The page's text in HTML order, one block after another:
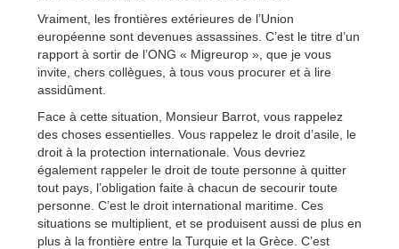
Vraiment, les frontières extérieures de l’Union
européenne sont devenues assassines. C’est le titre d’un
rapport à sortir de l’ONG « Migreurop », que je vous
invite, chers collègues, à tous vous procurer et à lire
assidûment.
Face à cette situation, Monsieur Barrot, vous rappelez
des choses essentielles. Vous rappelez le droit d’asile, le
droit à la protection internationale. Vous devriez
également rappeler le droit de toute personne à quitter
tout pays, l’obligation faite à chacun de secourir toute
personne. C’est le droit international maritime. Ces
situations se multiplient, et se produisent aussi de plus en
plus à la frontière entre la Turquie et la Grèce. C’est